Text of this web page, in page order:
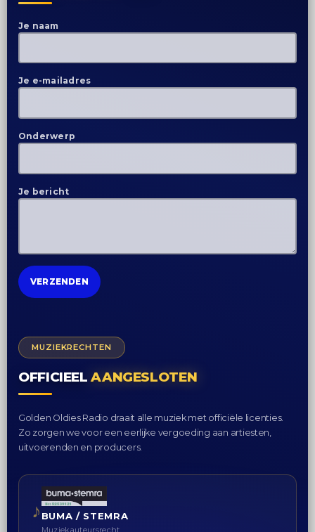
Je naam
Je e-mailadres
Onderwerp
Je bericht
MUZIEKRECHTEN
OFFICIEELAANGESLOTEN
Golden Oldies Radio draait alle muziek met officiële licenties.
Zo zorgen we voor een eerlijke vergoeding aan artiesten,
uitvoerenden en producers.
♪ BUMA / STEMRA
Muziekauteursrecht